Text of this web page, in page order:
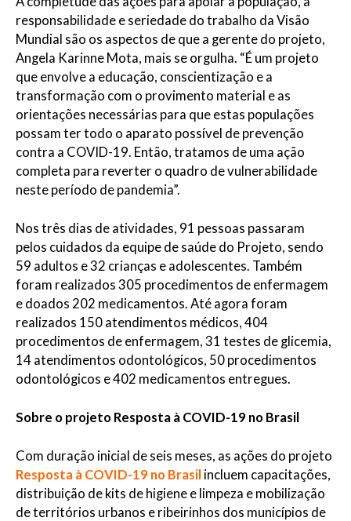
responsabilidade e seriedade do trabalho da Visão
Mundial são os aspectos de que a gerente do projeto,
Angela Karinne Mota, mais se orgulha. “É um projeto
que envolve a educação, conscientização e a
transformação com o provimento material e as
orientações necessárias para que estas populações
possam ter todo o aparato possível de prevenção
contra a COVID-19. Então, tratamos de uma ação
completa para reverter o quadro de vulnerabilidade
neste período de pandemia”.
Nos três dias de atividades, 91 pessoas passaram
pelos cuidados da equipe de saúde do Projeto, sendo
59 adultos e 32 crianças e adolescentes. Também
foram realizados 305 procedimentos de enfermagem
e doados 202 medicamentos. Até agora foram
realizados 150 atendimentos médicos, 404
procedimentos de enfermagem, 31 testes de glicemia,
14 atendimentos odontológicos, 50 procedimentos
odontológicos e 402 medicamentos entregues.
Sobre o projeto Resposta à COVID-19 no Brasil
Com duração inicial de seis meses, as ações do projeto
Resposta à COVID-19 no Brasil incluem capacitações,
distribuição de kits de higiene e limpeza e mobilização
de territórios urbanos e ribeirinhos dos municípios de